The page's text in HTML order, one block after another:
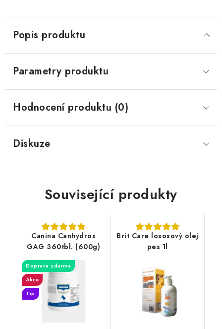
Popis produktu
Parametry produktu
Hodnocení produktu (0)
Diskuze
Související produkty
Canina Canhydrox
GAG 360tbl. (600g)
Doprava zdarma
Akce
Tip
Brit Care lososový olej
pes 1l